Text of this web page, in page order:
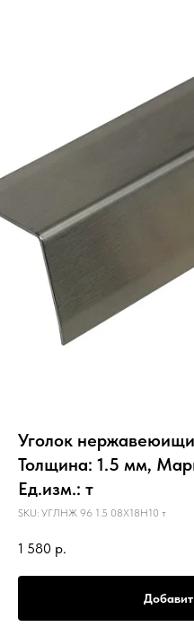
Уголок
Толщина: 1.5 мм,
Ед.изм.: т
SKU: УГЛНЖ 96 1.5 08Х18Н10 т
1 580 р.